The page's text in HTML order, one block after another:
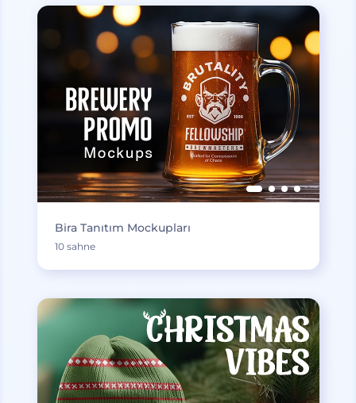
Bira Tanıtım Mockupları
10 sahne